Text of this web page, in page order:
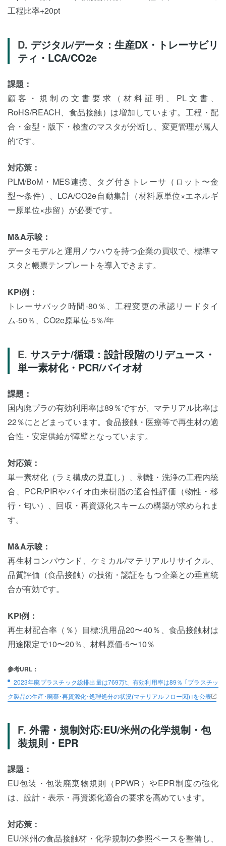
工程比率+20pt
デジタル/データ：生産DX・トレーサビリ
ティ・LCA/CO2e
課題：
顧客・規制の文書要求（材料証明、PL文書、
RoHS/REACH、食品接触）は増加しています。工程・配
合・金型・版下・検査のマスタが分断し、変更管理が属人
的です。
対応策：
PLM/BoM・MES連携、タグ付きトレーサ（ロット〜金
型〜条件）、LCA/CO2e自動集計（材料原単位×エネルギ
ー原単位×歩留）が必要です。
M&A示唆：
データモデルと運用ノウハウを持つ企業の買収で、標準マ
スタと帳票テンプレートを導入できます。
KPI例：
トレーサバック時間-80％、工程変更の承認リードタイ
ム-50％、CO2e原単位-5％/年
サステナ/循環：設計段階のリデュース・
単一素材化・PCR/バイオ材
課題：
国内廃プラの有効利用率は89％ですが、マテリアル比率は
22％にとどまっています。食品接触・医療等で再生材の適
合性・安定供給が障壁となっています。
対応策：
単一素材化（ラミ構成の見直し）、剥離・洗浄の工程内統
合、PCR/PIRやバイオ由来樹脂の適合性評価（物性・移
行・匂い）、回収・再資源化スキームの構築が求められま
す。
M&A示唆：
再生材コンパウンド、ケミカル/マテリアルリサイクル、
品質評価（食品接触）の技術・認証をもつ企業との垂直統
合が有効です。
KPI例：
再生材配合率（％）目標:汎用品20〜40％、食品接触材は
用途限定で10〜20％、材料原価-5〜10％
参考URL：
2023年廃プラスチック総排出量は769万t、有効利用率は89％ ｢プラスチッ
ク製品の生産･廃棄･再資源化･処理処分の状況(マテリアルフロー図)｣を公表
外需・規制対応:EU/米州の化学規制・包
装規則・EPR
課題：
EU包装・包装廃棄物規則（PPWR）やEPR制度の強化
は、設計・表示・再資源化適合の要求を高めています。
対応策：
EU/米州の食品接触材・化学規制の参照ベースを整備し、